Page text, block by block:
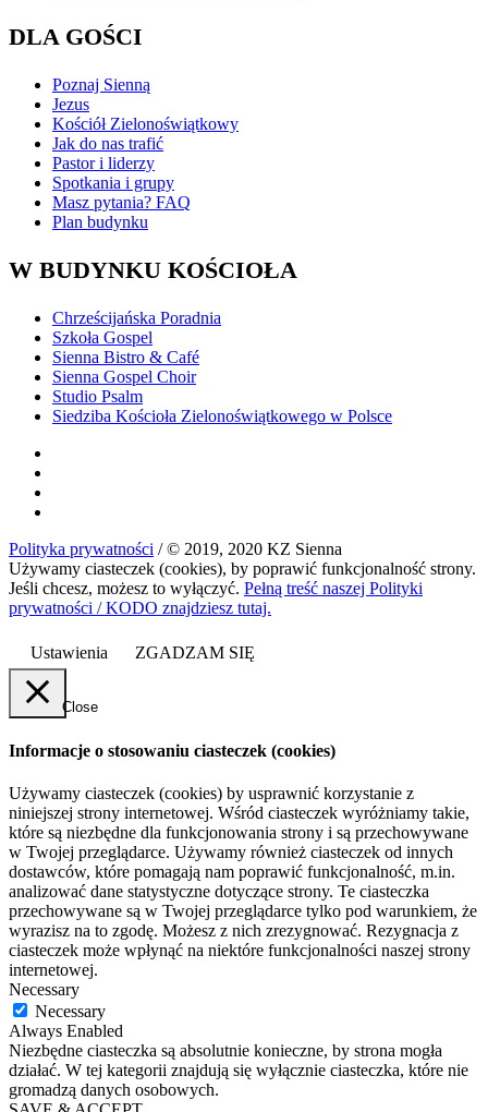
DLA GOŚCI
Poznaj Sienną
Jezus
Kościół Zielonoświątkowy
Jak do nas trafić
Pastor i liderzy
Spotkania i grupy
Masz pytania? FAQ
Plan budynku
W BUDYNKU KOŚCIOŁA
Chrześcijańska Poradnia
Szkoła Gospel
Sienna Bistro & Café
Sienna Gospel Choir
Studio Psalm
Siedziba Kościoła Zielonoświątkowego w Polsce
Polityka prywatności / © 2019, 2020 KZ Sienna
Używamy ciasteczek (cookies), by poprawić funkcjonalność strony.
Jeśli chcesz, możesz to wyłączyć. Pełną treść naszej Polityki
prywatności / KODO znajdziesz tutaj.
Ustawienia ZGADZAM SIĘ
Close
Informacje o stosowaniu ciasteczek (cookies)
Używamy ciasteczek (cookies) by usprawnić korzystanie z
niniejszej strony internetowej. Wśród ciasteczek wyróżniamy takie,
które są niezbędne dla funkcjonowania strony i są przechowywane
w Twojej przeglądarce. Używamy również ciasteczek od innych
dostawców, które pomagają nam poprawić funkcjonalność, m.in.
analizować dane statystyczne dotyczące strony. Te ciasteczka
przechowywane są w Twojej przeglądarce tylko pod warunkiem, że
wyrazisz na to zgodę. Możesz z nich zrezygnować. Rezygnacja z
ciasteczek może wpłynąć na niektóre funkcjonalności naszej strony
internetowej.
Necessary
Necessary
Always Enabled
Niezbędne ciasteczka są absolutnie konieczne, by strona mogła
działać. W tej kategorii znajdują się wyłącznie ciasteczka, które nie
gromadzą danych osobowych.